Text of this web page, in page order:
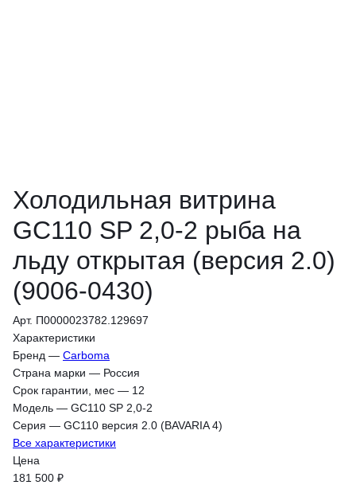
Холодильная витрина
GC110 SP 2,0-2 рыба на
льду открытая (версия 2.0)
(9006-0430)
Арт. П0000023782.129697
Характеристики
Бренд — Carboma
Страна марки — Россия
Срок гарантии, мес — 12
Модель — GC110 SP 2,0-2
Серия — GC110 версия 2.0 (BAVARIA 4)
Все характеристики
Цена
181 500 ₽